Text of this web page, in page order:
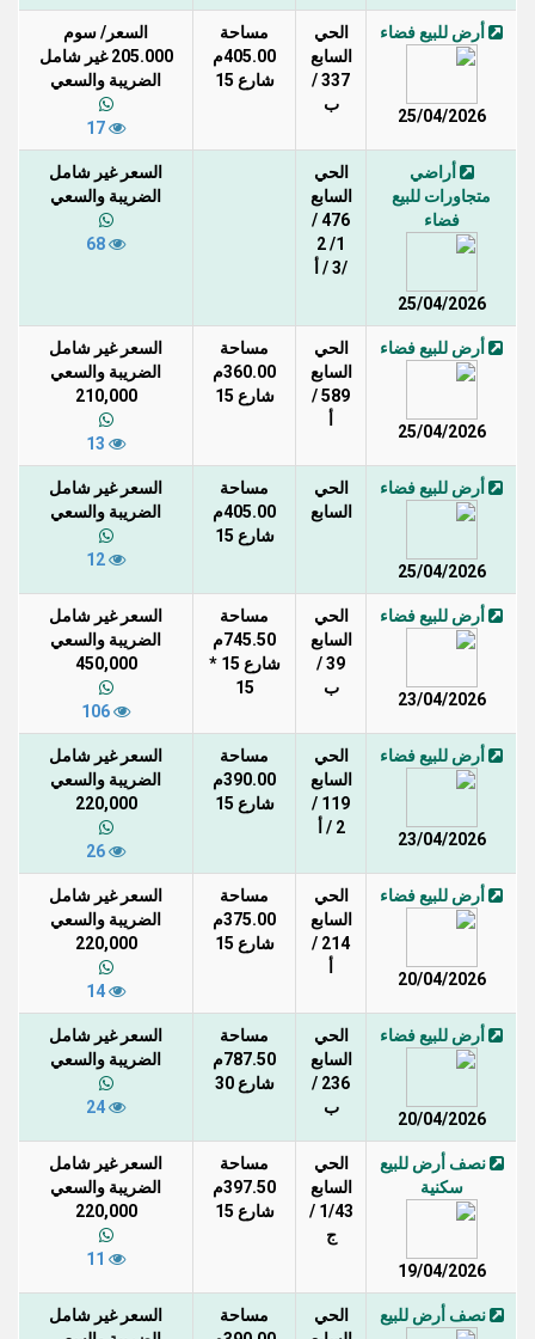
أرض للبيع فضاء
25/04/2026
الحي
السابع
337 /
ب
مساحة
405.00م
شارع 15
السعر/ سوم
205.000 غير شامل
الضريبة والسعي
أراضي
متجاورات للبيع
فضاء
25/04/2026
الحي
السابع
476 /
1/ 2
/3 / أ
السعر غير شامل
الضريبة والسعي
أرض للبيع فضاء
25/04/2026
الحي
السابع
589 /
مساحة
360.00م
شارع 15
السعر غير شامل
الضريبة والسعي
210,000
أرض للبيع فضاء
25/04/2026
الحي
السابع
مساحة
405.00م
شارع 15
السعر غير شامل
الضريبة والسعي
أرض للبيع فضاء
23/04/2026
الحي
السابع
39 /
ب
مساحة
745.50م
شارع 15 *
15
السعر غير شامل
الضريبة والسعي
450,000
أرض للبيع فضاء
23/04/2026
الحي
السابع
119 /
2 / أ
مساحة
390.00م
شارع 15
السعر غير شامل
الضريبة والسعي
220,000
أرض للبيع فضاء
20/04/2026
الحي
السابع
214 /
مساحة
375.00م
شارع 15
السعر غير شامل
الضريبة والسعي
220,000
أرض للبيع فضاء
20/04/2026
الحي
السابع
236 /
ب
مساحة
787.50م
شارع 30
السعر غير شامل
الضريبة والسعي
نصف أرض للبيع
سكنية
19/04/2026
الحي
السابع
1/43 /
ج
مساحة
397.50م
شارع 15
السعر غير شامل
الضريبة والسعي
220,000
نصف أرض للبيع
الحي
مساحة
السعر غير شامل